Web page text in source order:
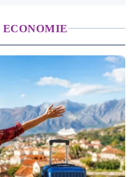
ECONOMIE